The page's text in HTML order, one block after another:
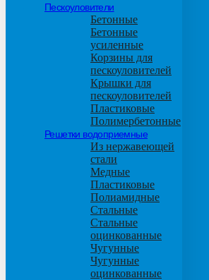
Пескоуловители
Бетонные
Бетонные
усиленные
Корзины для
пескоуловителей
Крышки для
пескоуловителей
Пластиковые
Полимербетонные
Решетки водоприемные
Из нержавеющей
стали
Медные
Пластиковые
Полиамидные
Стальные
Стальные
оцинкованные
Чугунные
Чугунные
оцинкованные